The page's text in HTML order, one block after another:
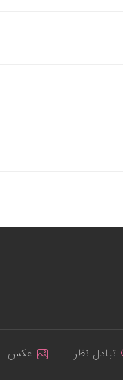
تبادل نظر عکس